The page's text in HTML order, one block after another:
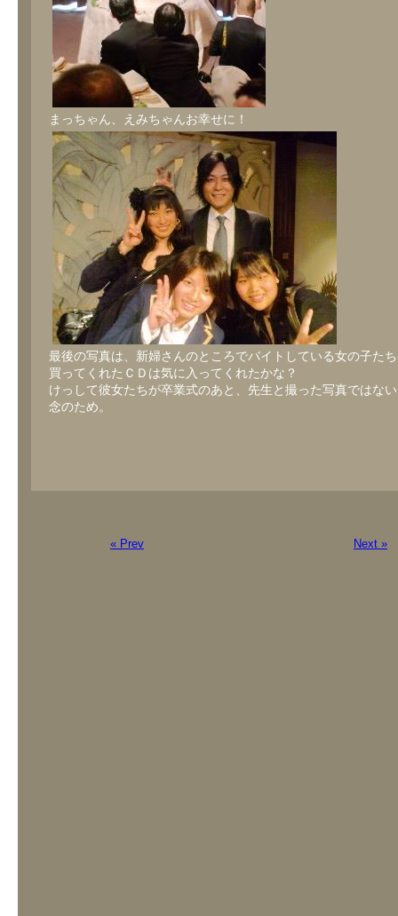
まっちゃん、えみちゃんお幸せに！
最後の写真は、新婦さんのところでバイトしている女の子た
買ってくれたＣＤは気に入ってくれたかな？
けっして彼女たちが卒業式のあと、先生と撮った写真ではな
念のため。
« Prev Next »